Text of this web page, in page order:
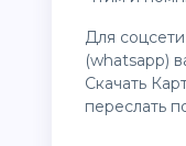
Для
(whatsapp)
Скачать
переслать